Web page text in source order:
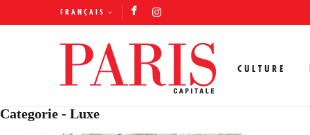
FRANÇAIS
CULTURE
Categorie - Luxe